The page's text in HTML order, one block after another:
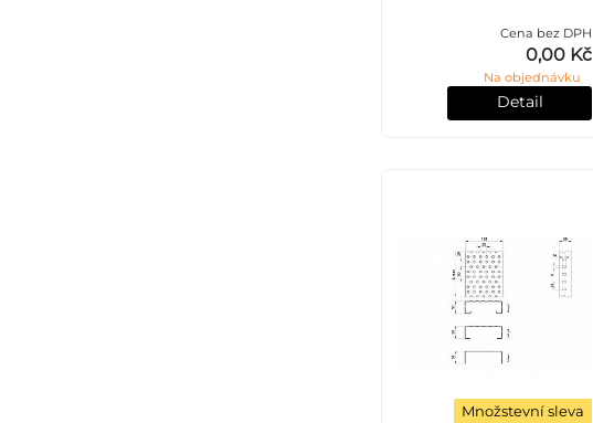
nebo také ČSN 11373)
bez povrchové úpravy.
Cena bez DPH
0,00 Kč
Na objednávku
Detail
Množstevní sleva